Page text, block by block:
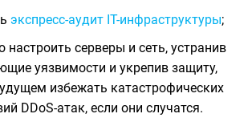
экспресс-аудит IT-инфраструктуры;
настроить серверы и сеть, устранив
уязвимости и укрепив защиту,
избежать катастрофических
DDoS-атак, если они случатся.